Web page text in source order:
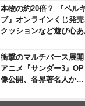
本物の約20倍？ 『ベル
ブ』オンラインくじ発
クッションなど遊び心
衝撃のマルチバース展
アニメ『サンダー3』
像公開、各界著名人か…